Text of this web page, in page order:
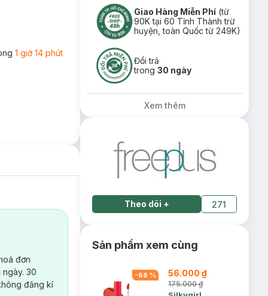
1 giờ 14 phút
đơn
30
đăng kí
Giao Hàng Miễn Phí (từ
90K tại 60 Tỉnh Thành trừ
huyện, toàn Quốc từ 249K)
Đổi trả
trong30 ngày
Xem thêm
Theo dõi + 271
Sản phẩm xem cùng
-68 % 56.000 ₫
175.000 ₫